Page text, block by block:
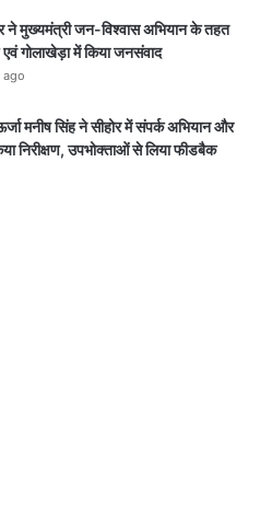
ने मुख्यमंत्री जन-विश्वास अभियान के तहत
गोलाखेड़ा में किया जनसंवाद
ago
मनीष सिंह ने सीहोर में संपर्क अभियान और
निरीक्षण, उपभोक्ताओं से लिया फीडबैक